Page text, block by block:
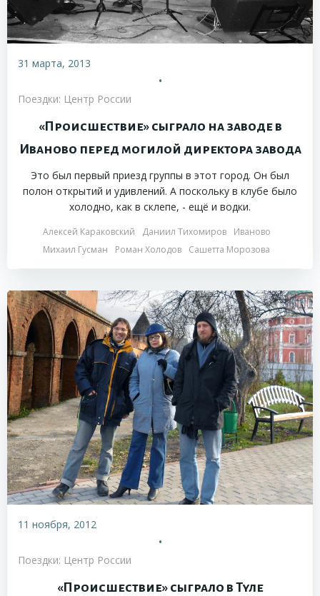
31 марта, 2013
•
Поездки: Центр России
«Происшествие» сыграло на заводе в
Иваново перед могилой директора завода
Это был первый приезд группы в этот город. Он был
полон открытий и удивлений. А поскольку в клубе было
холодно, как в склепе, - ещё и водки.
Алексей Караковский Даниил Тихомиров
Иваново
Михаил Гусман
Роман Холодов Сашетта Морозова
11 ноября, 2012
•
Поездки: Центр России
«Происшествие» сыграло в Туле